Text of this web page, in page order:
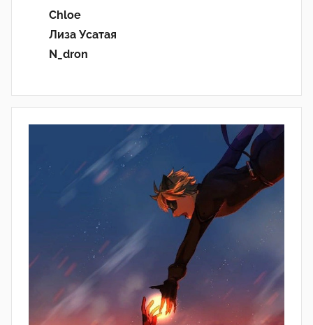
Chloe
Лиза Усатая
N_dron